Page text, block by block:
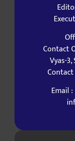
Contact
Vyas-
Contact
Email